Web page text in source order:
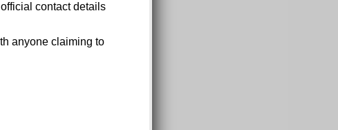
contact details
anyone claiming to